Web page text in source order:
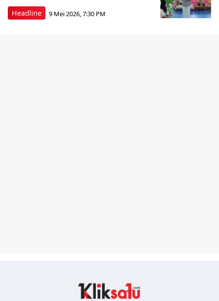
Headline 9 Mei 2026, 7:30 PM